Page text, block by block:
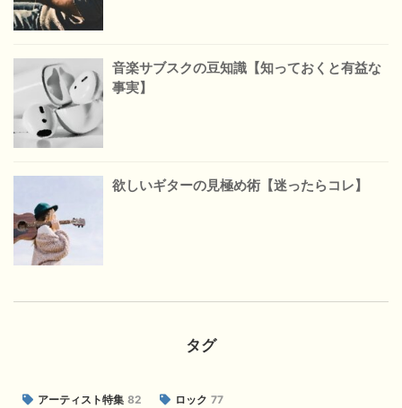
音楽サブスクの豆知識【知っておくと有益な
事実】
欲しいギターの見極め術【迷ったらコレ】
タグ
アーティスト特集 82 ロック 77